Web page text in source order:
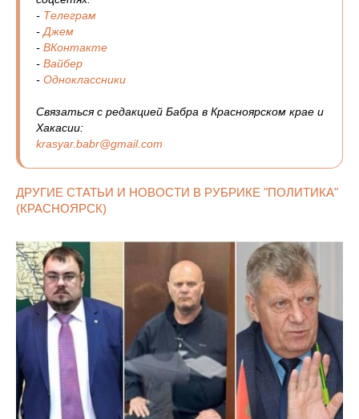
- Телеграм
- Джем
- ВКонтакте
- Вайбер
- Одноклассники
Связаться с редакцией Бабра в Красноярском крае и
Хакасии:
krasyar.babr@gmail.com
ДРУГИЕ СТАТЬИ И НОВОСТИ В РУБРИКЕ "ПОЛИТИКА"
(КРАСНОЯРСК)